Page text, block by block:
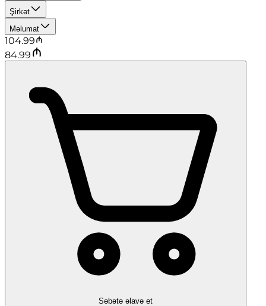
Şirkət
Məlumat
104.99
84.99
Səbətə əlavə et